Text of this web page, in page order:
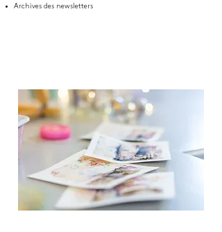
Archives des newsletters